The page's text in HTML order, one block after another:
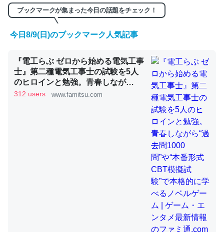
くらい。小説でいう「ずっと前の伏線」は回収されないけ
ど、短期記憶というには多い分量。進化すればするほど分
─GPTの仕組みと限界についての考察（１） - conceptualization
昆虫ってカルシウム少ないのか。知らんかった。調べたら
コオロギのカルシウム分はエビの600分の1程度。
─ニュース :: 【研究発表】昆虫学の大問題＝「昆虫はなぜ海にいな
ブックマークが集まった今日の話題をチェック！
今日8/9(日)のブックマーク人気記事
『電工らぶ ゼロから始める電気工事
士』第二種電気工事士の試験を5人
のヒロインと勉強。青春しなが
ら“過去問1000問”や“本番形式CBT
312 users www.famitsu.com